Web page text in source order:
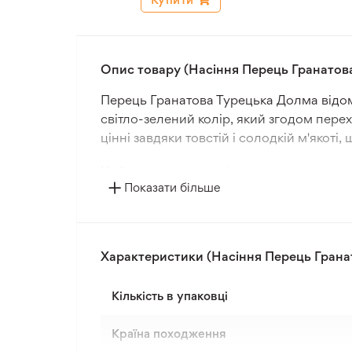
Опис товару (Насіння Перець
Перець Гранатова Турецька Долма
світло-зелений колір, який згодом
цінні завдяки товстій і солодкій
великі урожаї чотирипелюсткових
легкому видаленню хвостика і
Показати більше
Характеристики (Насіння Перець
Кількість в упаковці
Країна походження